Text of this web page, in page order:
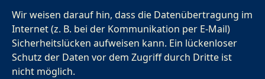
Wir weisen darauf hin, dass die Datenübertragung im
Internet (z. B. bei der Kommunikation per E-Mail)
Sicherheitslücken aufweisen kann. Ein lückenloser
Schutz der Daten vor dem Zugriff durch Dritte ist
nicht möglich.